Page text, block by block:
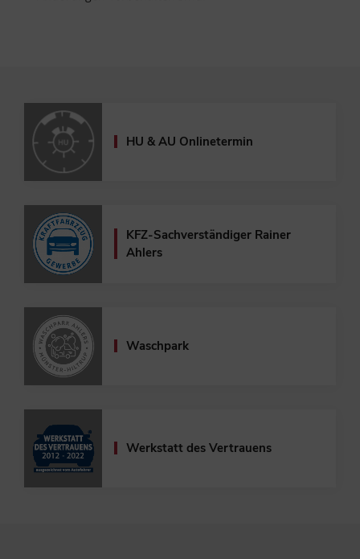
HU & AU Onlinetermin
KFZ-Sachverständiger Rainer
Ahlers
Waschpark
Werkstatt des Vertrauens